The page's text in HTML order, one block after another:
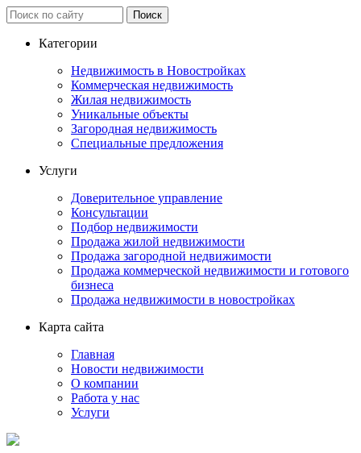
Категории
Недвижимость в Новостройках
Коммерческая недвижимость
Жилая недвижимость
Уникальные объекты
Загородная недвижимость
Специальные предложения
Услуги
Доверительное управление
Консультации
Подбор недвижимости
Продажа жилой недвижимости
Продажа загородной недвижимости
Продажа коммерческой недвижимости и готового
бизнеса
Продажа недвижимости в новостройках
Карта сайта
Главная
Новости недвижимости
О компании
Работа у нас
Услуги